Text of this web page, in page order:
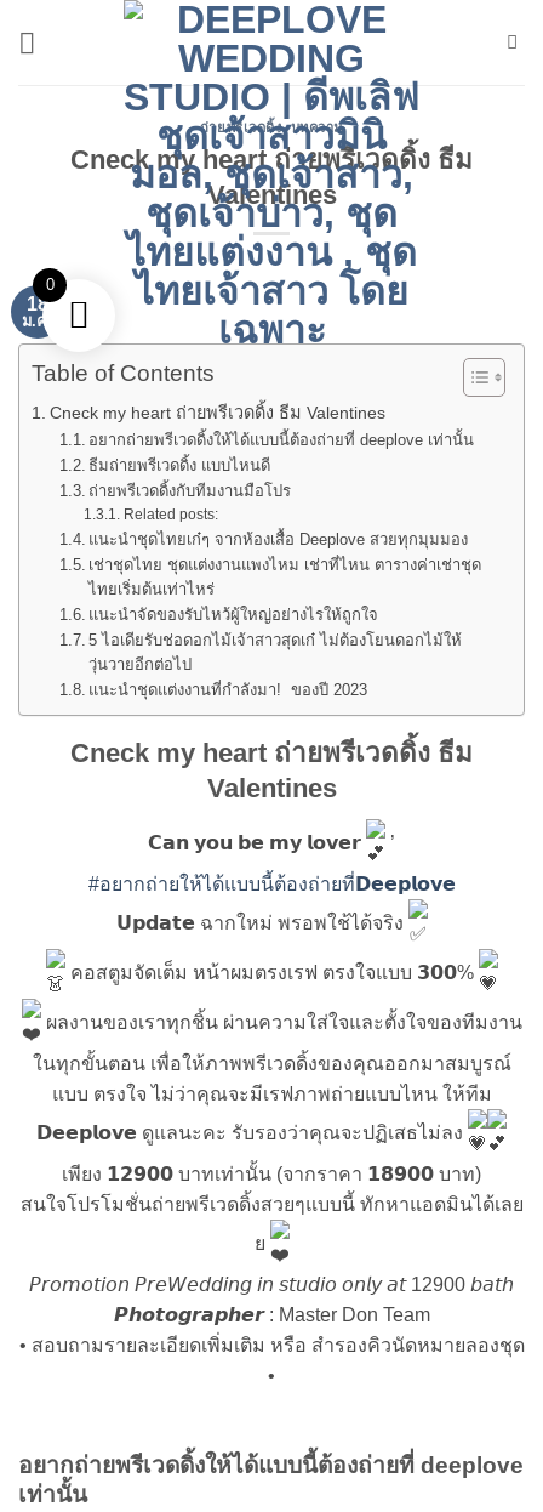
ถ่ายพรีเวดดิ้ง,บทความ
Cneck my heart ถ่ายพรีเวดดิ้ง ธีม
Valentines
18
ม.ค.
Table of Contents
Cneck my heart ถ่ายพรีเวดดิ้ง ธีม Valentines
อยากถ่ายพรีเวดดิ้งให้ได้แบบนี้ต้องถ่ายที่ deeplove เท่านั้น
ธีมถ่ายพรีเวดดิ้ง แบบไหนดี
ถ่ายพรีเวดดิ้งกับทีมงานมือโปร
Related posts:
แนะนำชุดไทยเก๋ๆ จากห้องเสื้อ Deeplove สวยทุกมุมมอง
เช่าชุดไทย ชุดแต่งงานแพงไหม เช่าที่ไหน ตารางค่าเช่าชุด
ไทยเริ่มต้นเท่าไหร่
แนะนำจัดของรับไหว้ผู้ใหญ่อย่างไรให้ถูกใจ
5 ไอเดียรับช่อดอกไม้เจ้าสาวสุดเก๋ ไม่ต้องโยนดอกไม้ให้
วุ่นวายอีกต่อไป
แนะนำชุดแต่งงานที่กำลังมา! ของปี 2023
Cneck my heart ถ่ายพรีเวดดิ้ง ธีม
Valentines
𝗖𝗮𝗻 𝘆𝗼𝘂 𝗯𝗲 𝗺𝘆 𝗹𝗼𝘃𝗲𝗿 ’
#อยากถ่ายให้ได้แบบนี้ต้องถ่ายที่𝗗𝗲𝗲𝗽𝗹𝗼𝘃𝗲
𝗨𝗽𝗱𝗮𝘁𝗲 ฉากใหม่ พรอพใช้ได้จริง
คอสตูมจัดเต็ม หน้าผมตรงเรฟ ตรงใจแบบ 𝟯𝟬𝟬%
ผลงานของเราทุกชิ้น ผ่านความใส่ใจและตั้งใจของทีมงาน
ในทุกขั้นตอน เพื่อให้ภาพพรีเวดดิ้งของคุณออกมาสมบูรณ์
แบบ ตรงใจ ไม่ว่าคุณจะมีเรฟภาพถ่ายแบบไหน ให้ทีม
𝗗𝗲𝗲𝗽𝗹𝗼𝘃𝗲 ดูแลนะคะ รับรองว่าคุณจะปฏิเสธไม่ลง
เพียง 𝟭𝟮𝟵𝟬𝟬 บาทเท่านั้น (จากราคา 𝟭𝟴𝟵𝟬𝟬 บาท)
สนใจโปรโมชั่นถ่ายพรีเวดดิ้งสวยๆแบบนี้ ทักหาแอดมินได้เลย
ย
𝘗𝘳𝘰𝘮𝘰𝘵𝘪𝘰𝘯 𝘗𝘳𝘦𝘞𝘦𝘥𝘥𝘪𝘯𝘨 𝘪𝘯 𝘴𝘵𝘶𝘥𝘪𝘰 𝘰𝘯𝘭𝘺 𝘢𝘵 12900 𝘣𝘢𝘵𝘩
𝙋𝙝𝙤𝙩𝙤𝙜𝙧𝙖𝙥𝙝𝙚𝙧 : Master Don Team
• สอบถามรายละเอียดเพิ่มเติม หรือ สำรองคิวนัดหมายลองชุด
•
อยากถ่ายพรีเวดดิ้งให้ได้แบบนี้ต้องถ่ายที่ deeplove
เท่านั้น
0